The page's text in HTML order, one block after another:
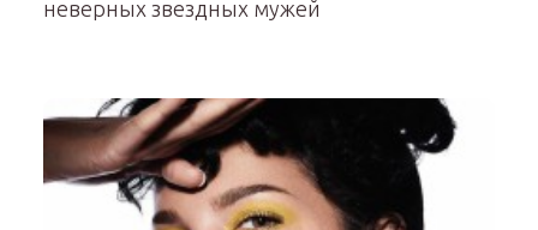
неверных звездных мужей